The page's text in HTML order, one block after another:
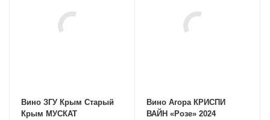
Вино ЗГУ Крым Старый
Крым МУСКАТ
Вино Агора КРИСПИ
ВАЙН «Розе» 2024